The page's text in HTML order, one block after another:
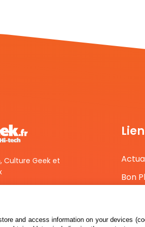
Culture Geek et
Bon
and access information on your devices